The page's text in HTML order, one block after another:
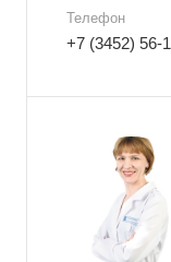
Телефон
+7 (3452) 56-